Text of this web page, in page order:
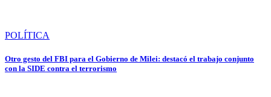
POLÍTICA
Otro gesto del FBI para el Gobierno de Milei: destacó el trabajo conjunto
con la SIDE contra el terrorismo